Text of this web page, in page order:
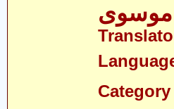
موسوی
Category